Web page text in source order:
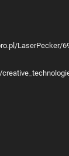
i dla artystów.
i
czyste, a detale
wymagane są
stal
LaserPecker/